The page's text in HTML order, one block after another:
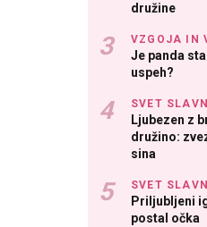
družine
VZGOJA IN
Je panda
uspeh?
SVET
Ljubezen z
družino:
sina
SVET
Priljubljeni
postal očka